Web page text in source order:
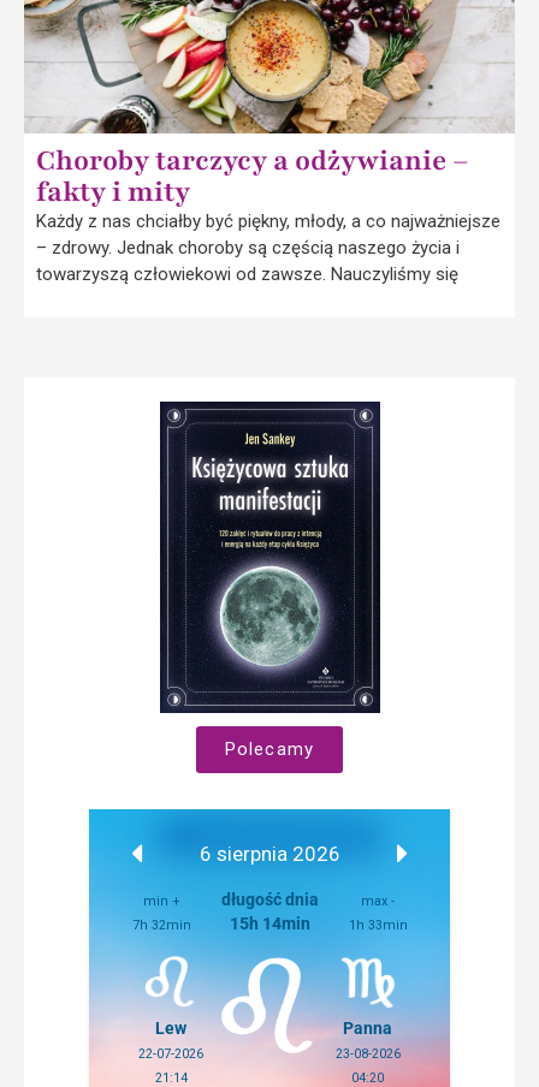
Choroby tarczycy a odżywianie –
fakty i mity
Każdy z nas chciałby być piękny, młody, a co najważniejsze
– zdrowy. Jednak choroby są częścią naszego życia i
towarzyszą człowiekowi od zawsze. Nauczyliśmy się
Polecamy
6 sierpnia 2026
min +
7h 32min
długość dnia
15h 14min
max -
1h 33min
Lew
22-07-2026
21:14
Panna
23-08-2026
04:20